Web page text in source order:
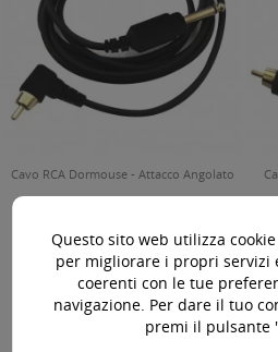
Cavo RCA Dormouse - Attacco Angolato
34,00 €IVA Incl.

Questo sito web utilizza
per migliorare i propri servizi
coerenti con le tue
navigazione. Per dare il tuo
premi il pulsante